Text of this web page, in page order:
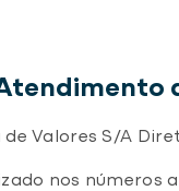
Valores S/A
nos números